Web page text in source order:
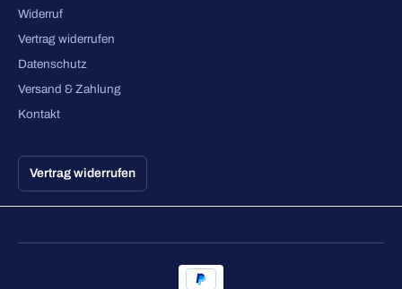
Widerruf
Vertrag widerrufen
Datenschutz
Versand & Zahlung
Kontakt
Vertrag widerrufen